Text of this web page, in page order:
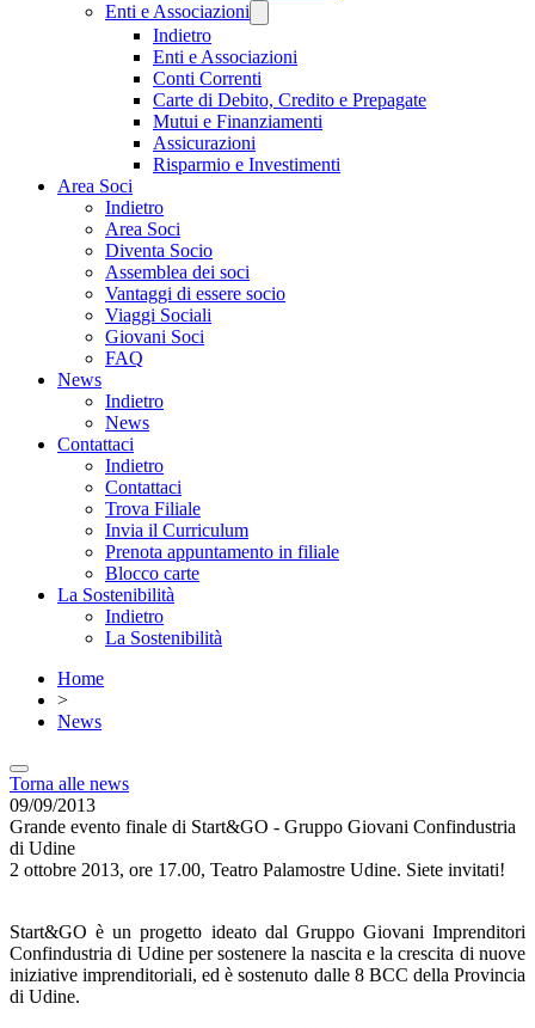
Enti e Associazioni
Indietro
Enti e Associazioni
Conti Correnti
Carte di Debito, Credito e Prepagate
Mutui e Finanziamenti
Assicurazioni
Risparmio e Investimenti
Area Soci
Indietro
Area Soci
Diventa Socio
Assemblea dei soci
Vantaggi di essere socio
Viaggi Sociali
Giovani Soci
FAQ
News
Indietro
News
Contattaci
Indietro
Contattaci
Trova Filiale
Invia il Curriculum
Prenota appuntamento in filiale
Blocco carte
La Sostenibilità
Indietro
La Sostenibilità
Home
>
News
Torna alle news
09/09/2013
Grande evento finale di Start&GO - Gruppo Giovani Confindustria
di Udine
2 ottobre 2013, ore 17.00, Teatro Palamostre Udine. Siete invitati!
Start&GO è un progetto ideato dal Gruppo Giovani Imprenditori
Confindustria di Udine per sostenere la nascita e la crescita di nuove
iniziative imprenditoriali, ed è sostenuto dalle 8 BCC della Provincia
di Udine.